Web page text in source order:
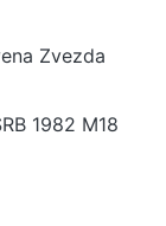
Zvezda
1982 M18